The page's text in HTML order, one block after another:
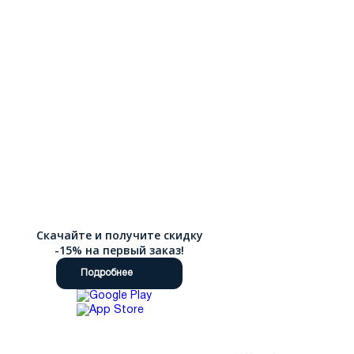
Скачайте и получите скидку
-15% на первый заказ!
Подробнее